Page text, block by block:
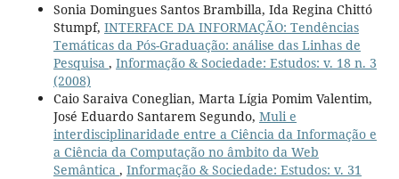
Sonia Domingues Santos Brambilla, Ida Regina Chittó
Stumpf, INTERFACE DA INFORMAÇÃO: Tendências
Temáticas da Pós-Graduação: análise das Linhas de
Pesquisa , Informação & Sociedade: Estudos: v. 18 n. 3
(2008)
Caio Saraiva Coneglian, Marta Lígia Pomim Valentim,
José Eduardo Santarem Segundo, Muli e
interdisciplinaridade entre a Ciência da Informação e
a Ciência da Computação no âmbito da Web
Semântica , Informação & Sociedade: Estudos: v. 31